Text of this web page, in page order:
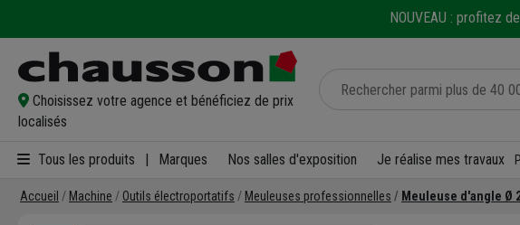
NOUVEAU : profitez de
Choisissez votre agence et bénéficiez de prix
localisés
Tous les produits Marques Nos salles d'exposition Je réalise mes travaux
Accueil Machine Outils électroportatifs Meuleuses professionnelles Meuleuse d'angle Ø